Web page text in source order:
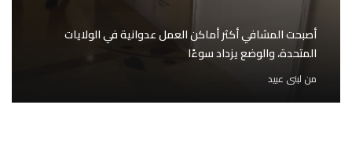
أصبحت المشافي أكثر أماكن العمل عدوانية في الولايات
المتحدة، والوضع يزداد سوءًا
من لبنى عبيد